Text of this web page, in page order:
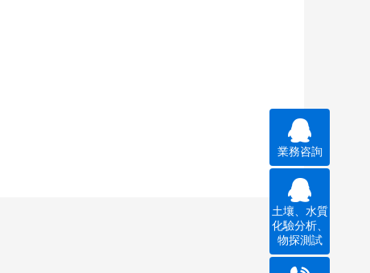
業務咨詢
土壤、水質
化驗分析、
物探測試